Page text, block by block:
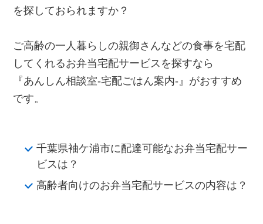
を探しておられますか？
ご高齢の一人暮らしの親御さんなどの食事を宅配
してくれるお弁当宅配サービスを探すなら
『あんしん相談室‐宅配ごはん案内‐』がおすすめ
です。
千葉県袖ケ浦市に配達可能なお弁当宅配サー
ビスは？
高齢者向けのお弁当宅配サービスの内容は？